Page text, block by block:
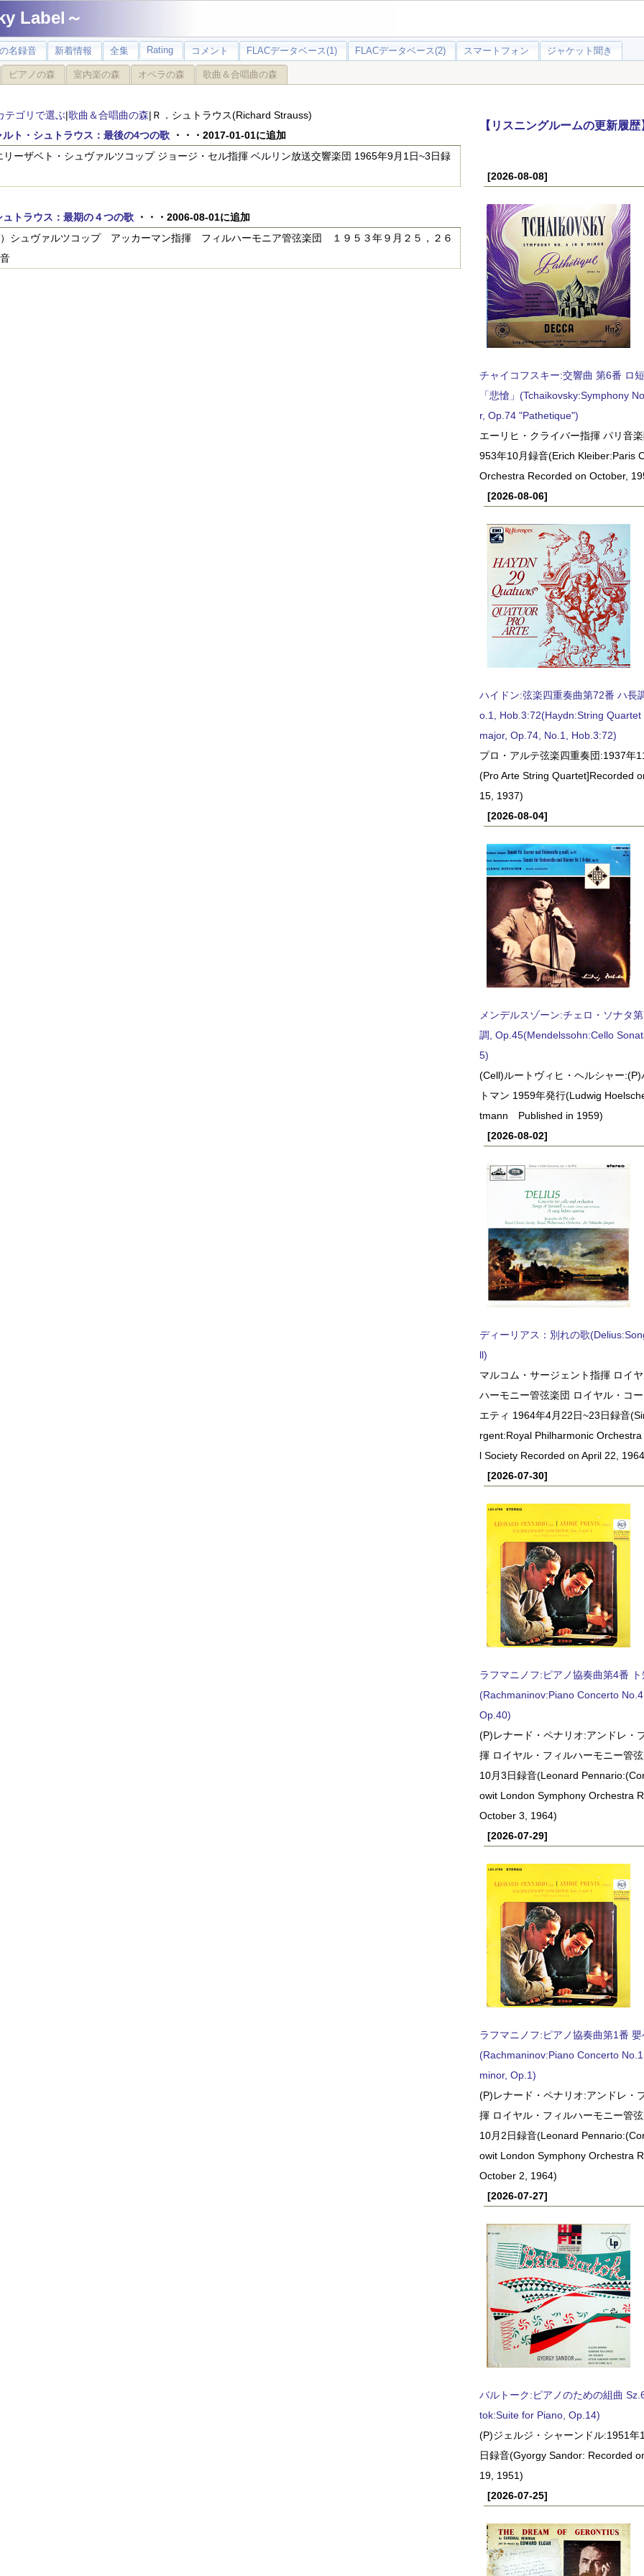
Label～
名録音 新着情報 全集 Rating コメント FLACデータベース(1) FLACデータベース(2) スマートフォン ジャケット聞き
ピアノの森 室内楽の森 オペラの森 歌曲＆合唱曲の森
テゴリで選ぶ|歌曲＆合唱曲の森|Ｒ．シュトラウス(Richard Strauss)
ルト・シュトラウス：最後の4つの歌・・・2017-01-01に追加
リーザベト・シュヴァルツコップ ジョージ・セル指揮 ベルリン放送交響楽団 1965年9月1日~3日録
ュトラウス：最期の４つの歌・・・2006-08-01に追加
）シュヴァルツコップ アッカーマン指揮 フィルハーモニア管弦楽団 １９５３年９月２５，２６
【リスニングルームの更新履歴
[2026-08-08]
チャイコフスキー:交響曲 第6番 ロ
「悲愴」(Tchaikovsky:Symphony
r, Op.74 "Pathetique")
エーリヒ・クライバー指揮 パリ音
953年10月録音(Erich Kleiber:Paris
Orchestra Recorded on October,
[2026-08-06]
ハイドン:弦楽四重奏曲第72番 ハ長
o.1, Hob.3:72(Haydn:String Quartet
major, Op.74, No.1, Hob.3:72)
プロ・アルテ弦楽四重奏団:1937年
(Pro Arte String Quartet]Recorded
15, 1937)
[2026-08-04]
メンデルスゾーン:チェロ・ソナタ
調, Op.45(Mendelssohn:Cello
5)
(Cell)ルートヴィヒ・ヘルシャー
トマン 1959年発行(Ludwig
tmann Published in 1959)
[2026-08-02]
ディーリアス：別れの歌
ll)
マルコム・サージェント指揮 ロイ
ハーモニー管弦楽団 ロイヤル・コ
エティ 1964年4月22日~23日録音
rgent:Royal Philharmonic
l Society Recorded on April 22,
[2026-07-30]
ラフマニノフ:ピアノ協奏曲第4番
(Rachmaninov:Piano Concerto
Op.40)
(P)レナード・ペナリオ:アンドレ・
揮 ロイヤル・フィルハーモニー管
10月3日録音(Leonard
owit London Symphony Orchestra
October 3, 1964)
[2026-07-29]
ラフマニノフ:ピアノ協奏曲第1番
(Rachmaninov:Piano Concerto
minor, Op.1)
(P)レナード・ペナリオ:アンドレ・
揮 ロイヤル・フィルハーモニー管
10月2日録音(Leonard
owit London Symphony Orchestra
October 2, 1964)
[2026-07-27]
バルトーク:ピアノのための組曲
tok:Suite for Piano, Op.14)
(P)ジェルジ・シャーンドル:1951年
日録音(Gyorgy Sandor: Recorded
19, 1951)
[2026-07-25]